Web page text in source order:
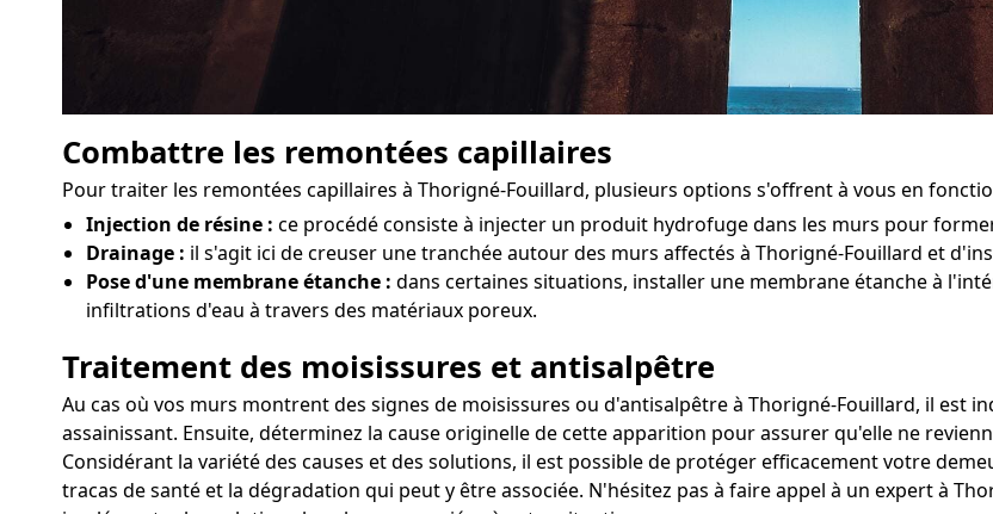
Combattre les remontées capillaires
Pour traiter les remontées capillaires à Thorigné-Fouillard, plusieurs options s'offrent à vous en
Injection de résine : ce procédé consiste à injecter un produit hydrofuge dans les murs pour
Drainage : il s'agit ici de creuser une tranchée autour des murs affectés à Thorigné-Fouillard et
Pose d'une membrane étanche : dans certaines situations, installer une membrane étanche à
infiltrations d'eau à travers des matériaux poreux.
Traitement des moisissures et antisalpêtre
Au cas où vos murs montrent des signes de moisissures ou d'antisalpêtre à Thorigné-Fouillard, il est
assainissant. Ensuite, déterminez la cause originelle de cette apparition pour assurer qu'elle ne
Considérant la variété des causes et des solutions, il est possible de protéger efficacement votre
tracas de santé et la dégradation qui peut y être associée. N'hésitez pas à faire appel à un expert à